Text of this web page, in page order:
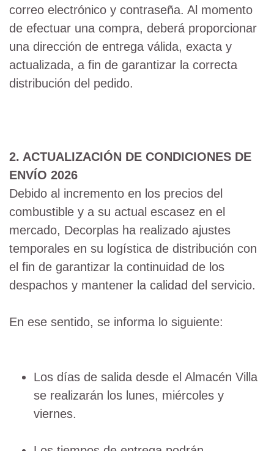
correo electrónico y contraseña. Al momento
de efectuar una compra, deberá proporcionar
una dirección de entrega válida, exacta y
actualizada, a fin de garantizar la correcta
distribución del pedido.
2. ACTUALIZACIÓN DE CONDICIONES DE
ENVÍO 2026
Debido al incremento en los precios del
combustible y a su actual escasez en el
mercado, Decorplas ha realizado ajustes
temporales en su logística de distribución con
el fin de garantizar la continuidad de los
despachos y mantener la calidad del servicio.
En ese sentido, se informa lo siguiente:
Los días de salida desde el Almacén Villa
se realizarán los lunes, miércoles y
viernes.